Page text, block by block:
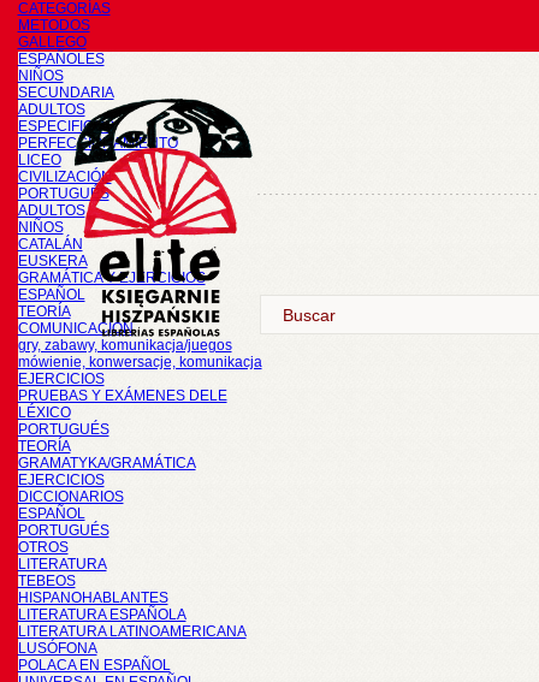
CATEGORÍAS
METODOS
GALLEGO
ESPAÑOLES
NIÑOS
SECUNDARIA
ADULTOS
ESPECIFICOS
PERFECCIONAMIENTO
LICEO
CIVILIZACIÓN
PORTUGUÉS
ADULTOS
NIÑOS
CATALÁN
EUSKERA
GRAMÁTICA Y EJERCICIOS
ESPAÑOL
TEORÍA
COMUNICACIÓN
gry, zabawy, komunikacja/juegos
mówienie, konwersacje, komunikacja
EJERCICIOS
PRUEBAS Y EXÁMENES DELE
LÉXICO
PORTUGUÉS
TEORÍA
GRAMATYKA/GRAMÁTICA
EJERCICIOS
DICCIONARIOS
ESPAÑOL
PORTUGUÉS
OTROS
LITERATURA
TEBEOS
HISPANOHABLANTES
LITERATURA ESPAÑOLA
LITERATURA LATINOAMERICANA
LUSÓFONA
POLACA EN ESPAÑOL